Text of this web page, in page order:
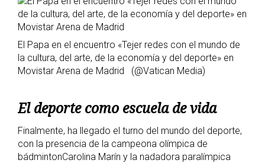
El Papa en el encuentro «Tejer redes con el mundo de
la cultura, del arte, de la economía y del deporte» en
Movistar Arena de Madrid (@Vatican Media)
El deporte como escuela de vida
Finalmente, ha llegado el turno del mundo del deporte,
con la presencia de la campeona olímpica de
bádmintonCarolina Marín y la nadadora paralímpica